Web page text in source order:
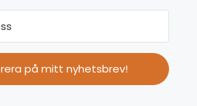
på mitt nyhetsbrev!